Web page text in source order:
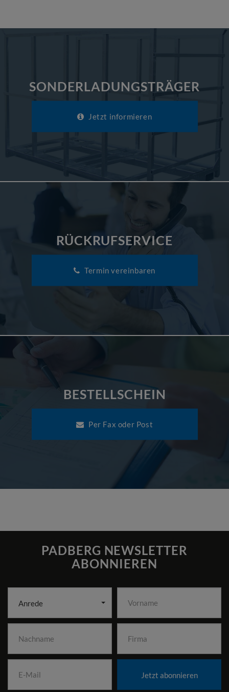
SONDERLADUNGSTRÄGER
Jetzt informieren
RÜCKRUFSERVICE
Termin vereinbaren
BESTELLSCHEIN
Per Fax oder Post
PADBERG NEWSLETTER
ABONNIEREN
Anrede
Jetzt abonnieren